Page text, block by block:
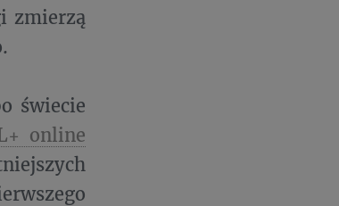
zmierzą
świecie
online